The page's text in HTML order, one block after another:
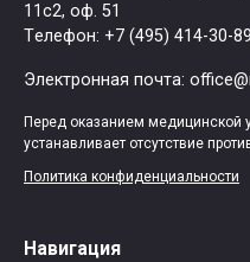
11с2, оф. 51
Tелефон: +7 (495) 414-30-
Электронная почта:
Перед оказанием медицинской
устанавливает отсутствие
Политика конфиденциальности
Навигация